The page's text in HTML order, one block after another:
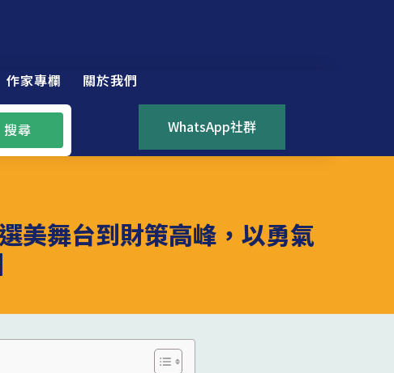
作家專欄 關於我們
搜尋 WhatsApp社群
美舞台到財策高峰，以勇氣